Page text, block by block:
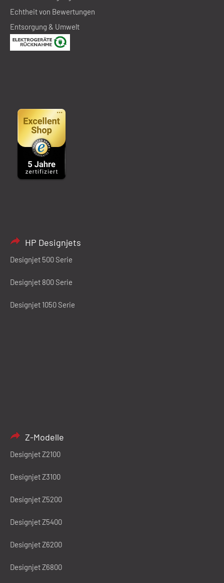
Echtheit von Bewertungen
Entsorgung & Umwelt
HP Designjets
Designjet 500 Serie
Designjet 800 Serie
Designjet 1050 Serie
Z-Modelle
Designjet Z2100
Designjet Z3100
Designjet Z5200
Designjet Z5400
Designjet Z6200
Designjet Z6800